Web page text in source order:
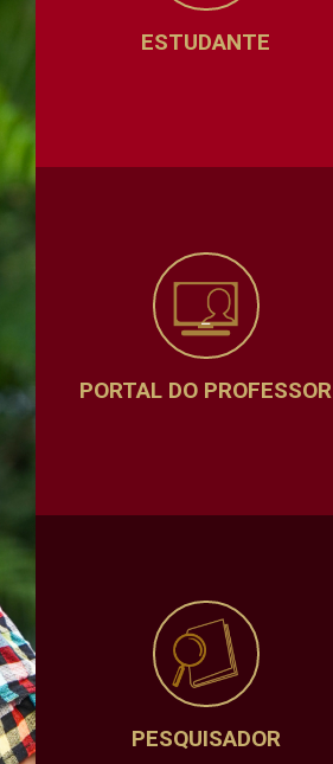
ESTUDANTE
PORTAL DO PROFESSOR
PESQUISADOR